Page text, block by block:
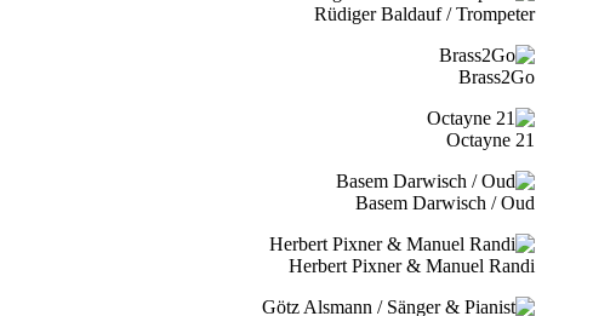
Rüdiger Baldauf / Trompeter
Brass2Go
21 Octayne
Basem Darwisch / Oud
Herbert Pixner & Manuel Randi